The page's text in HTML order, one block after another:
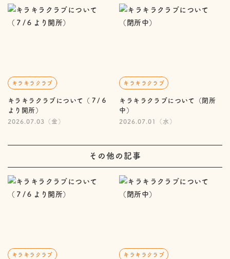
キラキラクラブ
キラキラクラブについて（７/６
より開所）
2026.07.03（金）
キラキラクラブ
キラキラクラブについて（閉所
中）
2026.07.01（水）
その他の記事
キラキラクラブ キラキラクラブ